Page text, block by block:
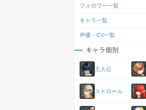
フォロワー一覧
キャラ一覧
声優・CV一覧
キャラ個別
主人公
ストロール